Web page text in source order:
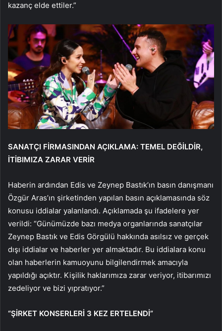
kazanç elde ettiler.”
SANATÇI FİRMASINDAN AÇIKLAMA: TEMEL DEĞİLDİR,
İTİBIMIZA ZARAR VERİR
Haberin ardından Edis ve Zeynep Bastık’ın basın danışmanı
Özgür Aras’ın şirketinden yapılan basın açıklamasında söz
konusu iddialar yalanlandı. Açıklamada şu ifadelere yer
verildi: “Günümüzde bazı medya organlarında sanatçılar
Zeynep Bastık ve Edis Görgülü hakkında asılsız ve gerçek
dışı iddialar ve haberler yer almaktadır. Bu iddialara konu
olan haberlerin kamuoyunu bilgilendirmek amacıyla
yapıldığı açıktır. Kişilik haklarımıza zarar veriyor, itibarımızı
zedeliyor ve bizi yıpratıyor.”
“ŞİRKET KONSERLERİ 3 KEZ ERTELENDİ”